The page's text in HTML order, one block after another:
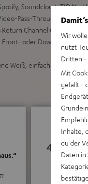
Soundcloud, TIDAL,
Pass-Through, HDCP
Channel (eARC),
oder Downfire-
Weiß, einfach auf 7.x.x
4.97
(4.97 von 5
Wir
nutzt
Dritten -
Mit
gefällt -
Inhalte,
du der
Daten in